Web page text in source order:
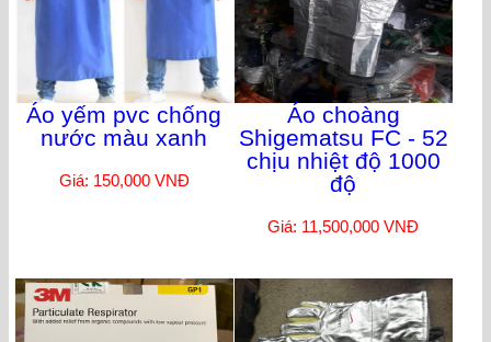
Áo yếm pvc chống
nước màu xanh
Giá: 150,000 VNĐ
Áo choàng
Shigematsu FC - 52
chịu nhiệt độ 1000
độ
Giá: 11,500,000 VNĐ